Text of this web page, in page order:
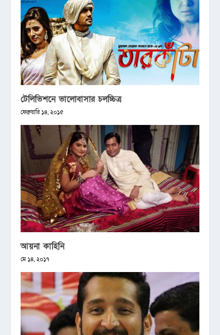
টেলিভিশনে ভালোবাসার চলচ্চিত্র
ফেব্রুয়ারি ১৪, ২০১৫
আয়না কাহিনি
মে ১৪, ২০১৭